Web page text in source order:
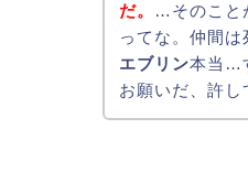
だ。
…そのこと
ってな。仲間
エブリン本当…
お願いだ、許し